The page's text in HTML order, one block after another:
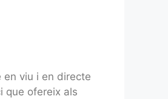
en viu i en directe
que ofereix als